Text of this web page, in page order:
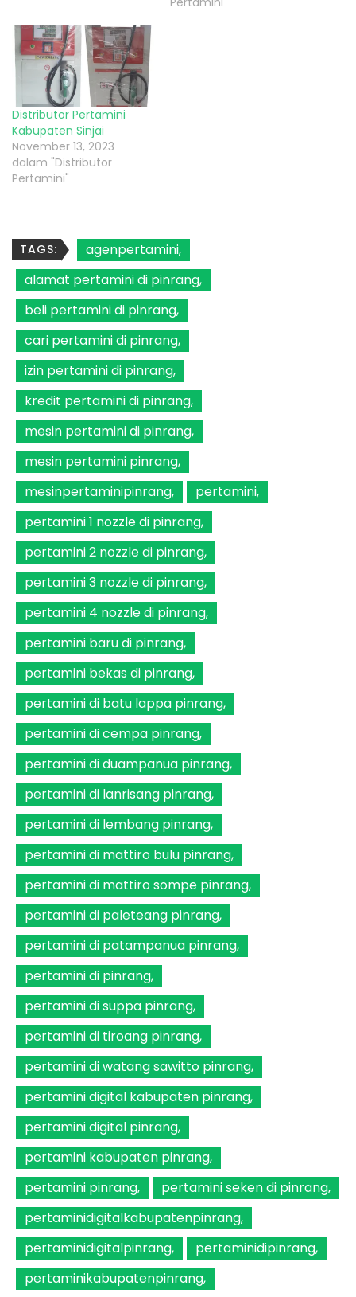
Distributor Pertamini
Kabupaten Sinjai
November 13, 2023
dalam "Distributor
Pertamini"
TAGS:
agenpertamini
alamat pertamini di pinrang
beli pertamini di pinrang
cari pertamini di pinrang
izin pertamini di pinrang
kredit pertamini di pinrang
mesin pertamini di pinrang
mesin pertamini pinrang
mesinpertaminipinrang
pertamini
pertamini 1 nozzle di pinrang
pertamini 2 nozzle di pinrang
pertamini 3 nozzle di pinrang
pertamini 4 nozzle di pinrang
pertamini baru di pinrang
pertamini bekas di pinrang
pertamini di batu lappa pinrang
pertamini di cempa pinrang
pertamini di duampanua pinrang
pertamini di lanrisang pinrang
pertamini di lembang pinrang
pertamini di mattiro bulu pinrang
pertamini di mattiro sompe pinrang
pertamini di paleteang pinrang
pertamini di patampanua pinrang
pertamini di pinrang
pertamini di suppa pinrang
pertamini di tiroang pinrang
pertamini di watang sawitto pinrang
pertamini digital kabupaten pinrang
pertamini digital pinrang
pertamini kabupaten pinrang
pertamini pinrang
pertamini seken di pinrang
pertaminidigitalkabupatenpinrang
pertaminidigitalpinrang
pertaminidipinrang
pertaminikabupatenpinrang